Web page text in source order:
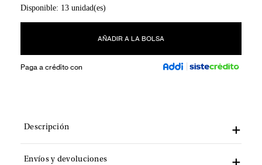
Disponible: 13 unidad(es)
AÑADIR A LA BOLSA
Paga a crédito con
Descripción
Envíos y devoluciones